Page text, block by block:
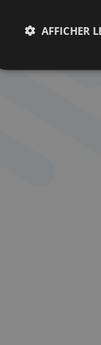
AFFICHER